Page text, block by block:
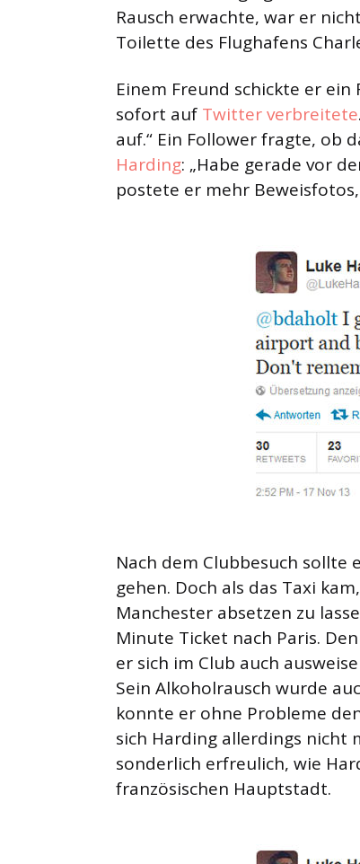
Rausch erwachte, war er
Toilette des Flughafens
Einem Freund schickte er
sofort auf Twitter verbreitete
auf.“ Ein Follower fragte, ob
Harding: „Habe gerade vor
postete er mehr
Nach dem Clubbesuch sollte
gehen. Doch als das Taxi
Manchester absetzen zu
Minute Ticket nach Paris.
er sich im Club auch
Sein Alkoholrausch wurde
konnte er ohne Probleme
sich Harding allerdings nicht
sonderlich erfreulich, wie
französischen Hauptstadt.